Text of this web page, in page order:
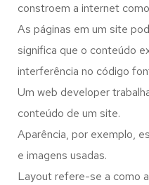
constroem a internet
As páginas em um site
significa que o conteúdo
interferência no código
Um web developer
conteúdo de um site.
Aparência, por exemplo,
e imagens usadas.
Layout refere-se a como